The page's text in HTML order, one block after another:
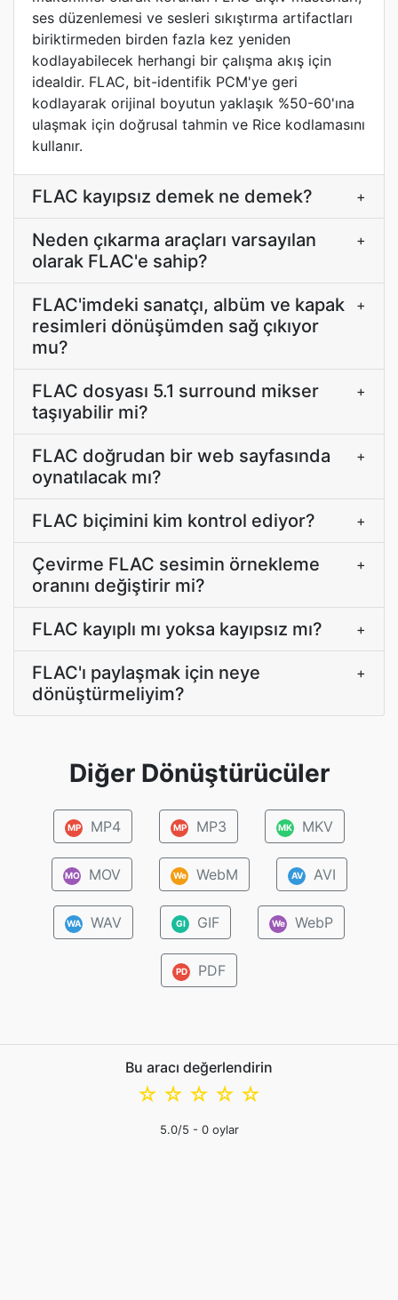
ses düzenlemesi ve sesleri sıkıştırma artifactları
biriktirmeden birden fazla kez yeniden
kodlayabilecek herhangi bir çalışma akış için
idealdir. FLAC, bit-identifik PCM'ye geri
kodlayarak orijinal boyutun yaklaşık %50-60'ına
ulaşmak için doğrusal tahmin ve Rice kodlamasını
kullanır.
FLAC kayıpsız demek ne demek? +
Neden çıkarma araçları varsayılan
olarak FLAC'e sahip?
+
FLAC'imdeki sanatçı, albüm ve kapak
resimleri dönüşümden sağ çıkıyor
mu?
+
FLAC dosyası 5.1 surround mikser
taşıyabilir mi?
+
FLAC doğrudan bir web sayfasında
oynatılacak mı?
+
FLAC biçimini kim kontrol ediyor? +
Çevirme FLAC sesimin örnekleme
oranını değiştirir mi?
+
FLAC kayıplı mı yoksa kayıpsız mı? +
FLAC'ı paylaşmak için neye
dönüştürmeliyim?
+
Diğer Dönüştürücüler
MP MP4 MP MP3 MK MKV
MO MOV We WebM AV AVI
WA WAV GI GIF We WebP
PD PDF
Bu aracı değerlendirin
☆
☆
☆
☆
☆
5.0/5 - 0oylar